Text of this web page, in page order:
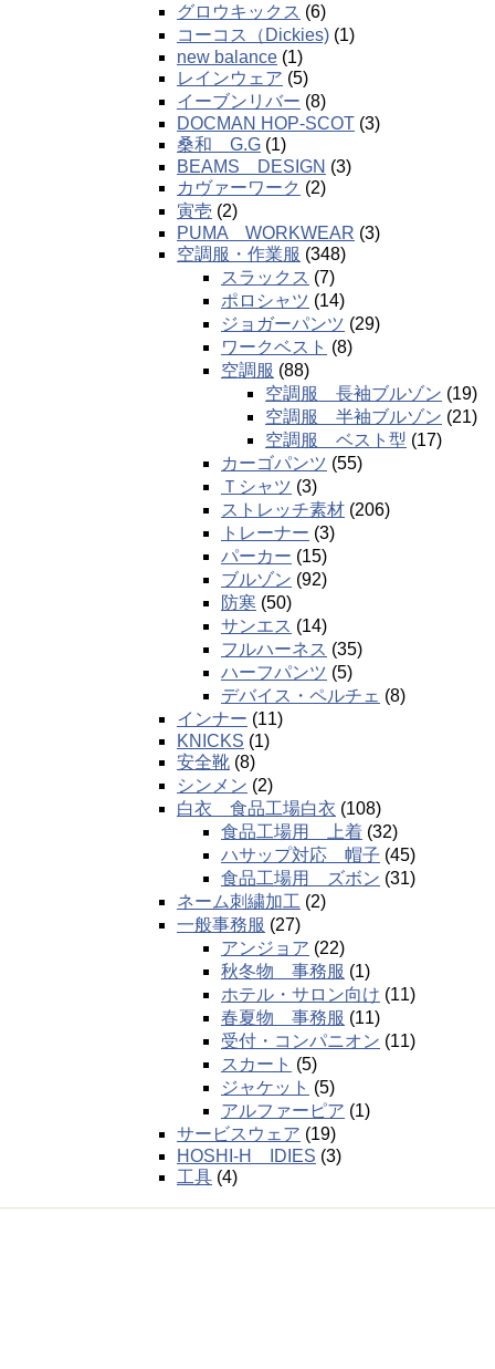
グロウキックス (6)
コーコス（Dickies) (1)
new balance (1)
レインウェア (5)
イーブンリバー (8)
DOCMAN HOP-SCOT (3)
桑和 G.G (1)
BEAMS DESIGN (3)
カヴァーワーク (2)
寅壱 (2)
PUMA WORKWEAR (3)
空調服・作業服 (348)
スラックス (7)
ポロシャツ (14)
ジョガーパンツ (29)
ワークベスト (8)
空調服 (88)
空調服 長袖ブルゾン (19)
空調服 半袖ブルゾン (21)
空調服 ベスト型 (17)
カーゴパンツ (55)
Ｔシャツ (3)
ストレッチ素材 (206)
トレーナー (3)
パーカー (15)
ブルゾン (92)
防寒 (50)
サンエス (14)
フルハーネス (35)
ハーフパンツ (5)
デバイス・ペルチェ (8)
インナー (11)
KNICKS (1)
安全靴 (8)
シンメン (2)
白衣 食品工場白衣 (108)
食品工場用 上着 (32)
ハサップ対応 帽子 (45)
食品工場用 ズボン (31)
ネーム刺繍加工 (2)
一般事務服 (27)
アンジョア (22)
秋冬物 事務服 (1)
ホテル・サロン向け (11)
春夏物 事務服 (11)
受付・コンパニオン (11)
スカート (5)
ジャケット (5)
アルファーピア (1)
サービスウェア (19)
HOSHI-H IDIES (3)
工具 (4)